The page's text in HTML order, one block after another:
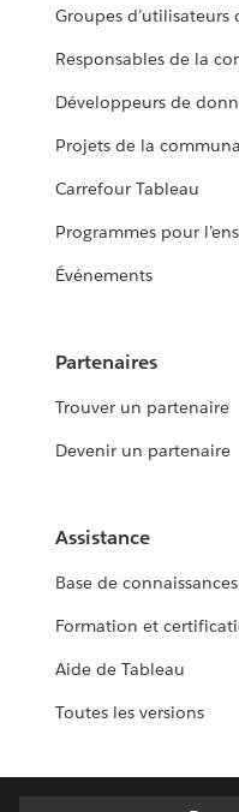
Groupes d’utilisateurs
Responsables de la
Développeurs de
Projets de la
Carrefour Tableau
Programmes pour
Événements
Partenaires
Trouver un partenaire
Devenir un partenaire
Assistance
Base de connaissances
Formation et
Aide de Tableau
Toutes les versions